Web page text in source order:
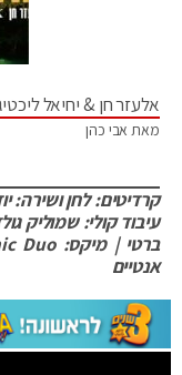
אלעזר חן & יחיאל
מאת אבי כהן
קרדיטים: לחן ושירה:
עיבוד קולי: שמוליק
אנטיים